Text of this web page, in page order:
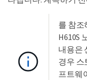
를 참조
H610S
내용은
경우 스
프트웨